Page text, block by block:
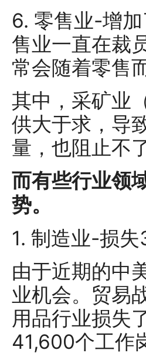
6. 零售业-增
售业一直在裁
常会随着零售
其中，采矿业
供大于求，导
量，也阻止不
而有些行业领
势。
1. 制造业-损
由于近期的中
业机会。贸易
用品行业损失
41,600个工作